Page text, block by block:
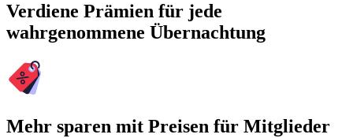
Verdiene Prämien für jede
wahrgenommene Übernachtung
Mehr sparen mit Preisen für Mitglieder